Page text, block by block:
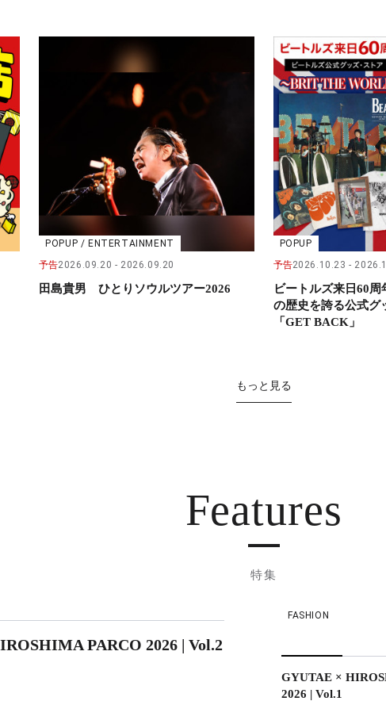
POPUP / ENTERTAINMENT
予告2026.09.20 2026.09.20
田島貴男 ひとりソウルツアー2026
POPUP
予告2026.10.23
ビートルズ来日60
の歴史を誇る公式グ
「GET BACK」
もっと見る
Features
特集
PARCO 2026 | Vol.2
FASHION
GYUTAE ×
2026 | Vol.1